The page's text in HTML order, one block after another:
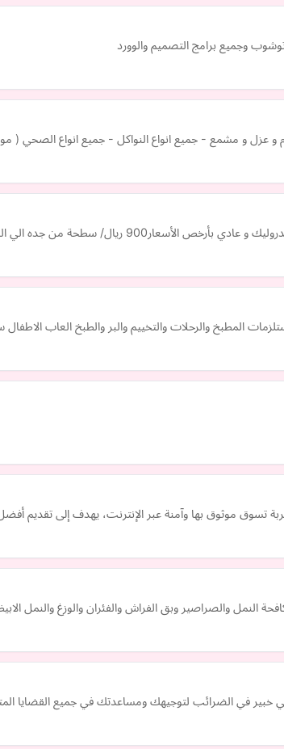
وجميع برامج التصميم والوورد
و عزل و مشمع - جميع انواع النواكل - جميع انواع الصحي
سطحة من جده الي الرياض بأرخص الأسعار 950 ريال
المطبخ والرحلات والتخييم والبر والطبخ العاب
تسوق موثوق بها وآمنة عبر الإنترنت، يهدف إلى تقديم
والصراصير وبق الفراش والفئران والوزغ والنمل الابيض
في الضرائب لتوجيهك ومساعدتك في جميع القضايا